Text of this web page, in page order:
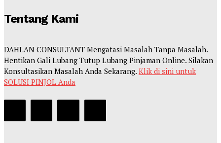
Tentang Kami
DAHLAN CONSULTANT Mengatasi Masalah Tanpa Masalah.
Hentikan Gali Lubang Tutup Lubang Pinjaman Online. Silakan
Konsultasikan Masalah Anda Sekarang. Klik di sini untuk
SOLUSI PINJOL Anda